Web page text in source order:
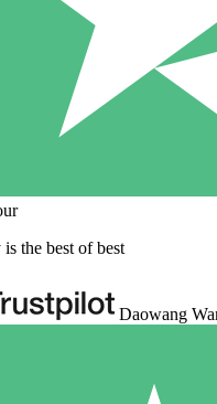
is the best of best
Daowang